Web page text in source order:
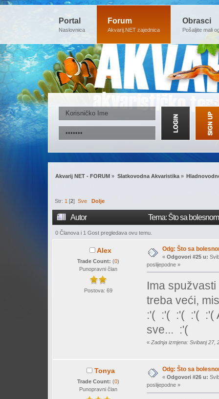
Portal
Naslovnica
Forum
Akvarij.NET zajednica
Obrasci
Pošaljite mali
Akvarij NET - FORUM » Slatkovodna Akvaristika»
Str:1 [2]Sve Dolje
Autor Tema: Što sa
0 Članova i 1 Gost pregledava ovu temu.
Alex
Trade Count: (0)
Punopravni član
Postova: 69
Odg: Što sa
« Odgovori #25 u:
poslijepodne »
Ima
treba veći,
:'( :'( :'( :'( :'(
sve... :'(
« Zadnja izmjena: Svibanj 27,
Tonya
Trade Count: (0)
Punopravni član
Odg: Što sa
« Odgovori #26 u:
poslijepodne »